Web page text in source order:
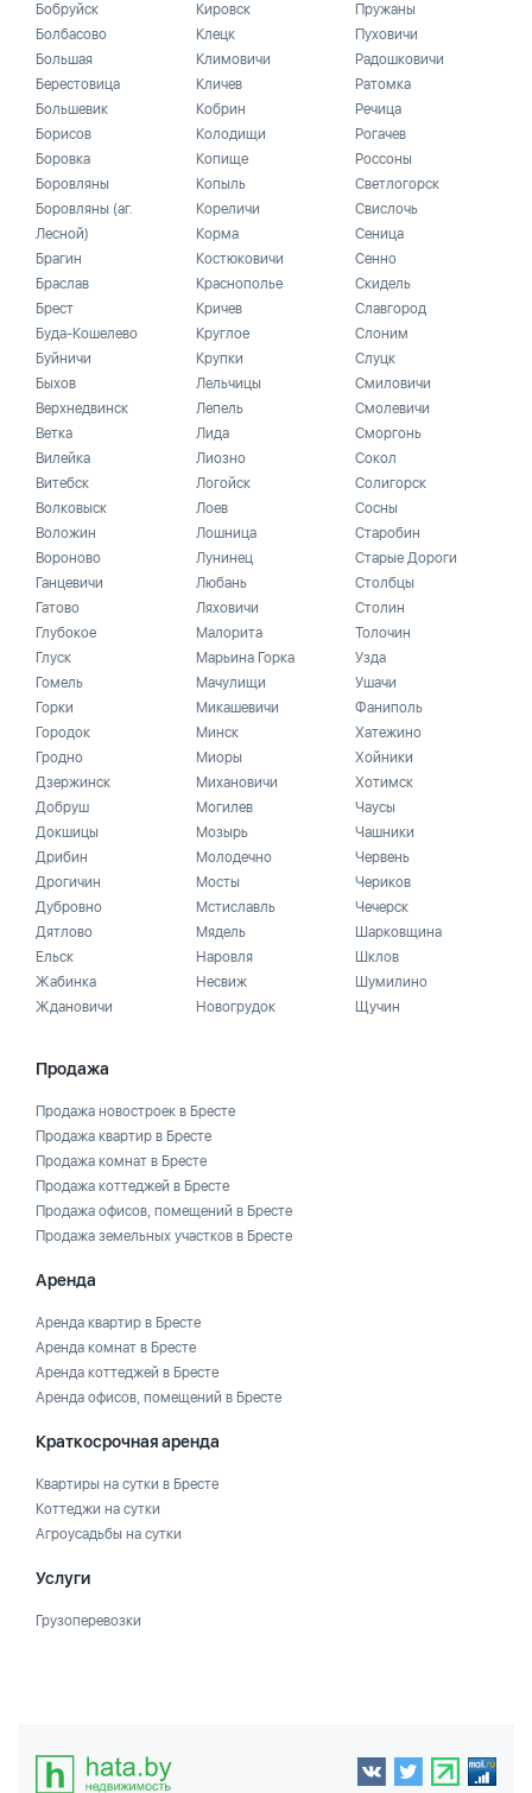
Бобруйск
Болбасово
Большая
Берестовица
Большевик
Борисов
Боровка
Боровляны
Боровляны (аг.
Лесной)
Брагин
Браслав
Брест
Буда-Кошелево
Буйничи
Быхов
Верхнедвинск
Ветка
Вилейка
Витебск
Волковыск
Воложин
Вороново
Ганцевичи
Гатово
Глубокое
Глуск
Гомель
Горки
Городок
Гродно
Дзержинск
Добруш
Докшицы
Дрибин
Дрогичин
Дубровно
Дятлово
Ельск
Жабинка
Ждановичи
Кировск
Клецк
Климовичи
Кличев
Кобрин
Колодищи
Копище
Копыль
Кореличи
Корма
Костюковичи
Краснополье
Кричев
Круглое
Крупки
Лельчицы
Лепель
Лида
Лиозно
Логойск
Лоев
Лошница
Лунинец
Любань
Ляховичи
Малорита
Марьина Горка
Мачулищи
Микашевичи
Минск
Миоры
Михановичи
Могилев
Мозырь
Молодечно
Мосты
Мстиславль
Мядель
Наровля
Несвиж
Новогрудок
Пружаны
Пуховичи
Радошковичи
Ратомка
Речица
Рогачев
Россоны
Светлогорск
Свислочь
Сеница
Сенно
Скидель
Славгород
Слоним
Слуцк
Смиловичи
Смолевичи
Сморгонь
Сокол
Солигорск
Сосны
Старобин
Старые Дороги
Столбцы
Столин
Толочин
Узда
Ушачи
Фаниполь
Хатежино
Хойники
Хотимск
Чаусы
Чашники
Червень
Чериков
Чечерск
Шарковщина
Шклов
Шумилино
Щучин
Продажа
Продажа новостроек в Бресте
Продажа квартир в Бресте
Продажа комнат в Бресте
Продажа коттеджей в Бресте
Продажа офисов, помещений в Бресте
Продажа земельных участков в Бресте
Аренда
Аренда квартир в Бресте
Аренда комнат в Бресте
Аренда коттеджей в Бресте
Аренда офисов, помещений в Бресте
Краткосрочная аренда
Квартиры на сутки в Бресте
Коттеджи на сутки
Агроусадьбы на сутки
Услуги
Грузоперевозки